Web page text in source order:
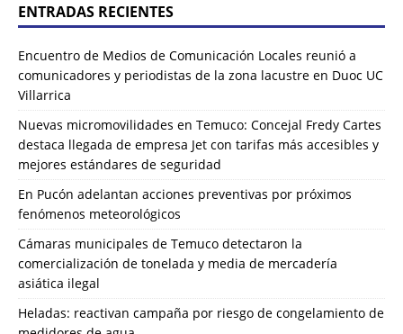
ENTRADAS RECIENTES
Encuentro de Medios de Comunicación Locales reunió a
comunicadores y periodistas de la zona lacustre en Duoc UC
Villarrica
Nuevas micromovilidades en Temuco: Concejal Fredy Cartes
destaca llegada de empresa Jet con tarifas más accesibles y
mejores estándares de seguridad
En Pucón adelantan acciones preventivas por próximos
fenómenos meteorológicos
Cámaras municipales de Temuco detectaron la
comercialización de tonelada y media de mercadería
asiática ilegal
Heladas: reactivan campaña por riesgo de congelamiento de